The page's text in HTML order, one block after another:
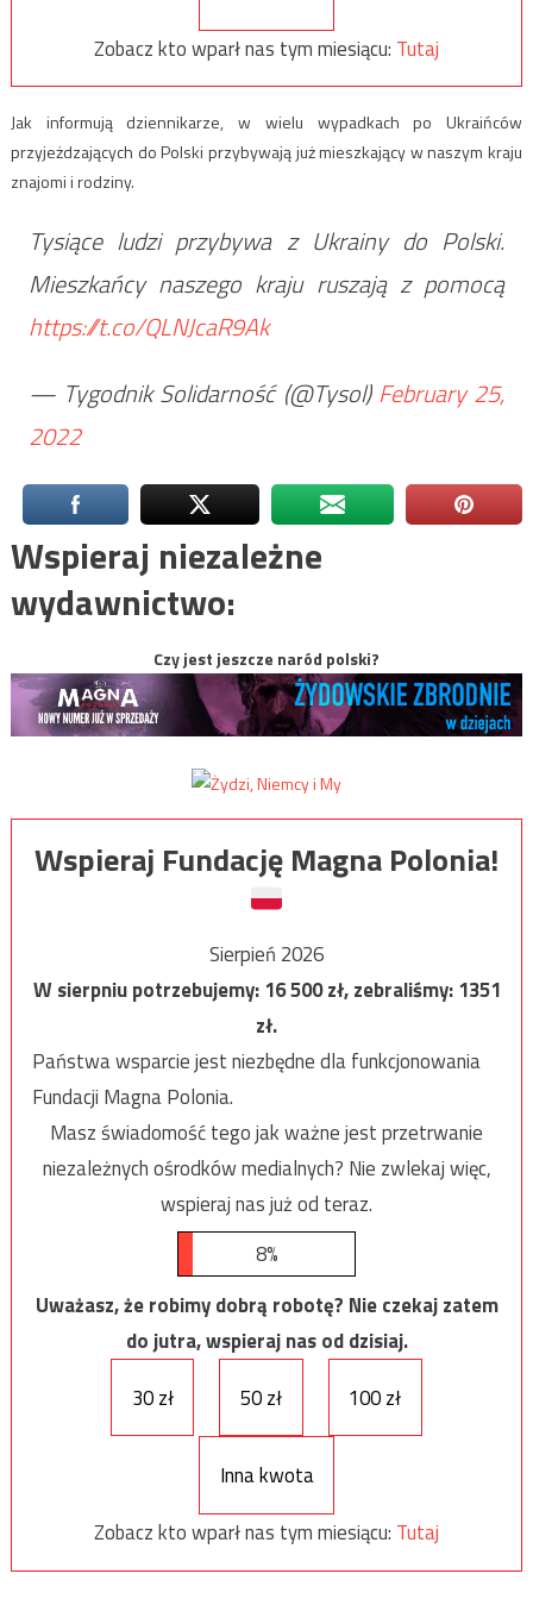
Zobacz kto wparł nas tym miesiącu: Tutaj
Jak informują dziennikarze, w wielu wypadkach po Ukraińców
przyjeżdzających do Polski przybywają już mieszkający w naszym kraju
znajomi i rodziny.
Tysiące ludzi przybywa z Ukrainy do Polski.
Mieszkańcy naszego kraju ruszają z pomocą
https://t.co/QLNJcaR9Ak
— Tygodnik Solidarność (@Tysol)February 25,
2022
Wspieraj niezależne
wydawnictwo:
Czy jest jeszcze naród polski?
Wspieraj Fundację Magna Polonia!
Sierpień 2026
W sierpniu potrzebujemy:16 500zł, zebraliśmy:1351
zł.
Państwa wsparcie jest niezbędne dla funkcjonowania
Fundacji Magna Polonia.
Masz świadomość tego jak ważne jest przetrwanie
niezależnych ośrodków medialnych? Nie zwlekaj więc,
wspieraj nas już od teraz.
8%
Uważasz, że robimy dobrą robotę? Nie czekaj zatem
do jutra, wspieraj nas od dzisiaj.
30 zł
50 zł 100 zł
Inna kwota
Zobacz kto wparł nas tym miesiącu: Tutaj